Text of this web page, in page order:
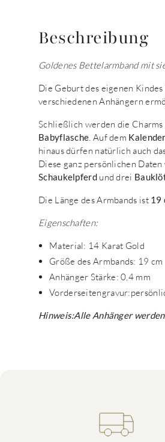
Beschreibung
Goldenes Bettelarmband mit
Die Geburt des eigenen
verschiedenen Anhängern
Schließlich werden die Charms
Babyflasche . Auf dem Kalender
hinaus dürfen natürlich auch
Diese ganz persönlichen
Schaukelpferdund drei
Die Länge des Armbands ist 19
Eigenschaften:
Material: 14 Karat Gold
Größe des Armbands: 19 cm
Anhänger Stärke: 0,4 mm
Hinweis:Alle Anhänger